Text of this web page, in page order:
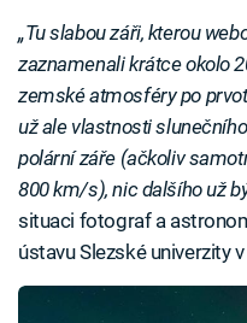
„Tu slabou záři, kterou
zaznamenali krátce okolo
zemské atmosféry po
už ale vlastnosti
polární záře (ačkoliv
800 km/s), nic dalšího už
situaci fotograf a
ústavu Slezské univerzity